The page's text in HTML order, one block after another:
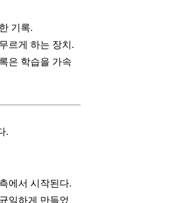
기록.
르게 하는 장치.
은 학습을 가속
.
에서 시작된다.
일하게 만들었